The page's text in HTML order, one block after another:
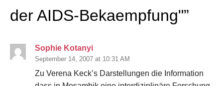
der AIDS-Bekaempfung"”
Sophie Kotanyi
September 14, 2007 at 10:31 AM
Zu Verena Keck’s Darstellungen die Information